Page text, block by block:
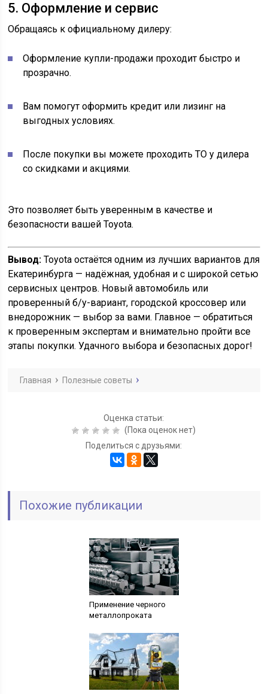
5. Оформление и сервис
Обращаясь к официальному дилеру:
Оформление купли-продажи проходит быстро и
прозрачно.
Вам помогут оформить кредит или лизинг на
выгодных условиях.
После покупки вы можете проходить ТО у дилера
со скидками и акциями.
Это позволяет быть уверенным в качестве и
безопасности вашей Toyota.
Вывод: Toyota остаётся одним из лучших вариантов для
Екатеринбурга — надёжная, удобная и с широкой сетью
сервисных центров. Новый автомобиль или
проверенный б/у-вариант, городской кроссовер или
внедорожник — выбор за вами. Главное — обратиться
к проверенным экспертам и внимательно пройти все
этапы покупки. Удачного выбора и безопасных дорог!
Главная Полезные советы
Оценка статьи:
(Пока оценок нет)
Поделиться с друзьями:
Похожие публикации
Применение черного
металлопроката